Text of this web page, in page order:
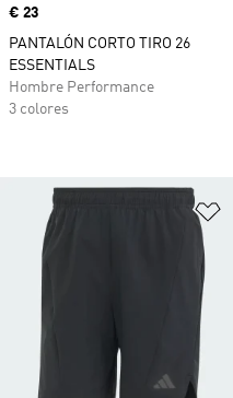
Precio
€ 23
PANTALÓN CORTO TIRO 26
ESSENTIALS
Hombre Performance
3 colores